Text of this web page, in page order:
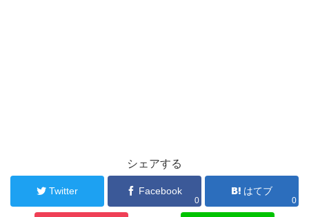
シェアする
Twitter Facebook
0
はてブ
0